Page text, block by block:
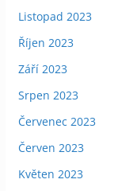
Listopad 2023
Říjen 2023
Září 2023
Srpen 2023
Červenec 2023
Červen 2023
Květen 2023